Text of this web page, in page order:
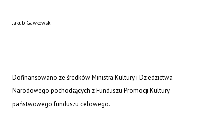
Jakub Gawkowski
Dofinansowano ze środków Ministra Kultury i Dziedzictwa
Narodowego pochodzących z Funduszu Promocji Kultury -
państwowego funduszu celowego.